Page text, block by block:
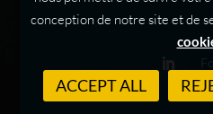
conception de notre site et de
ACCEPT ALL